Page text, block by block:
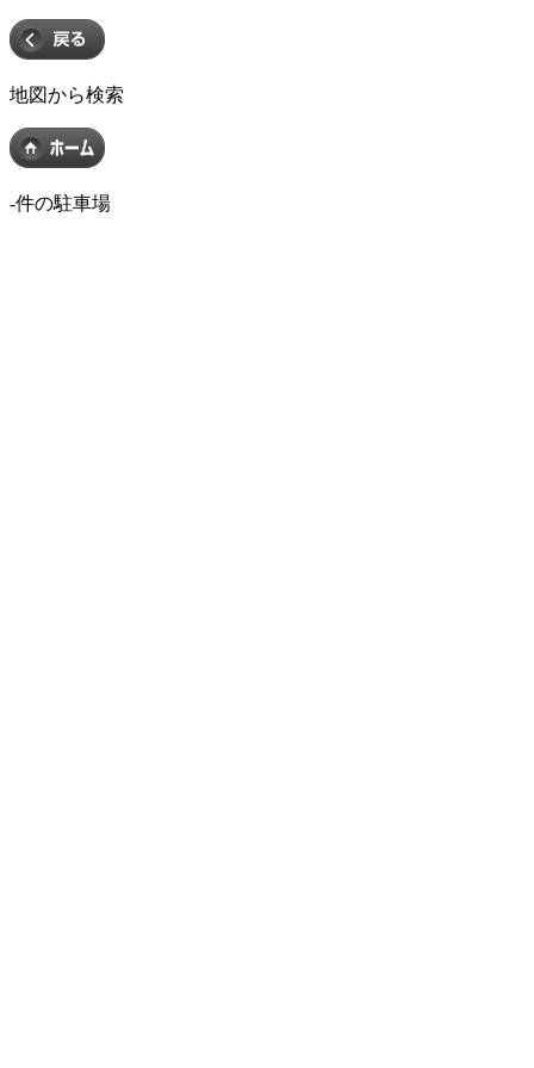
地図から検索
-件の駐車場